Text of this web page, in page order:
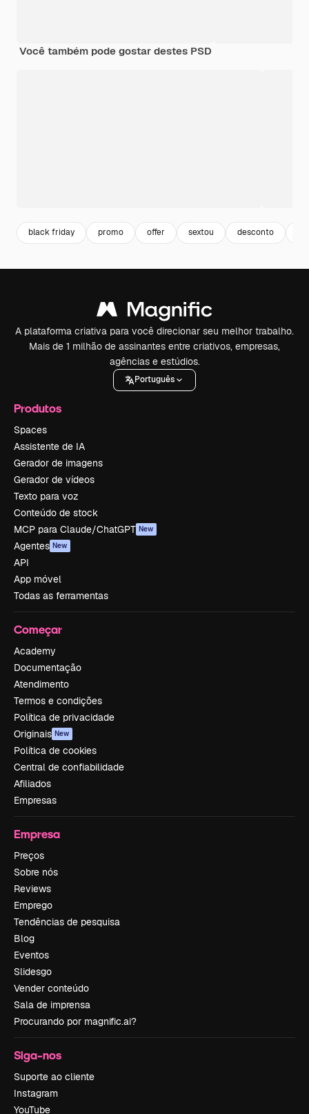
Você também pode gostar destes PSD
black friday promo offer sextou desconto
A plataforma criativa para você direcionar seu melhor trabalho.
Mais de 1 milhão de assinantes entre criativos, empresas,
agências e estúdios.
Português
Produtos
Spaces
Assistente de IA
Gerador de imagens
Gerador de vídeos
Texto para voz
Conteúdo de stock
MCP para Claude/ChatGPT New
Agentes New
API
App móvel
Todas as ferramentas
Começar
Academy
Documentação
Atendimento
Termos e condições
Política de privacidade
Originais New
Política de cookies
Central de confiabilidade
Afiliados
Empresas
Empresa
Preços
Sobre nós
Reviews
Emprego
Tendências de pesquisa
Blog
Eventos
Slidesgo
Vender conteúdo
Sala de imprensa
Procurando por magnific.ai?
Siga-nos
Suporte ao cliente
Instagram
YouTube